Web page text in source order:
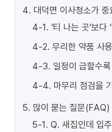
4. 대덕면 이사청소가
4-1. ‘티 나는 곳’보
4-2. 무리한 약품 사
4-3. 일정이 급할수
4-4. 마무리 점검을
5. 많이 묻는 질문(FAQ)
5-1. Q. 새집인데 입